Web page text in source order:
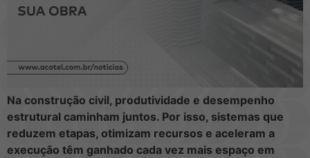
Na construção civil, produtividade e desempenho
estrutural caminham juntos. Por isso, sistemas que
reduzem etapas, otimizam recursos e aceleram a
execução têm ganhado cada vez mais espaço em